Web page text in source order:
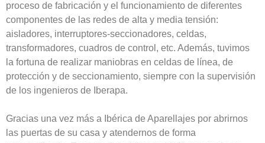
proceso de fabricación y el funcionamiento de diferentes
componentes de las redes de alta y media tensión:
aisladores, interruptores-seccionadores, celdas,
transformadores, cuadros de control, etc. Además, tuvimos
la fortuna de realizar maniobras en celdas de línea, de
protección y de seccionamiento, siempre con la supervisión
de los ingenieros de Iberapa.
Gracias una vez más a Ibérica de Aparellajes por abrirnos
las puertas de su casa y atendernos de forma